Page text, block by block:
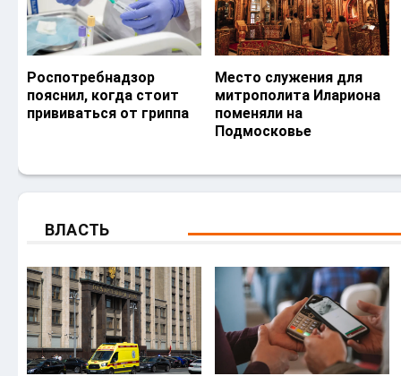
Роспотребнадзор
пояснил, когда стоит
прививаться от гриппа
Место служения для
митрополита Илариона
поменяли на
Подмосковье
ВЛАСТЬ